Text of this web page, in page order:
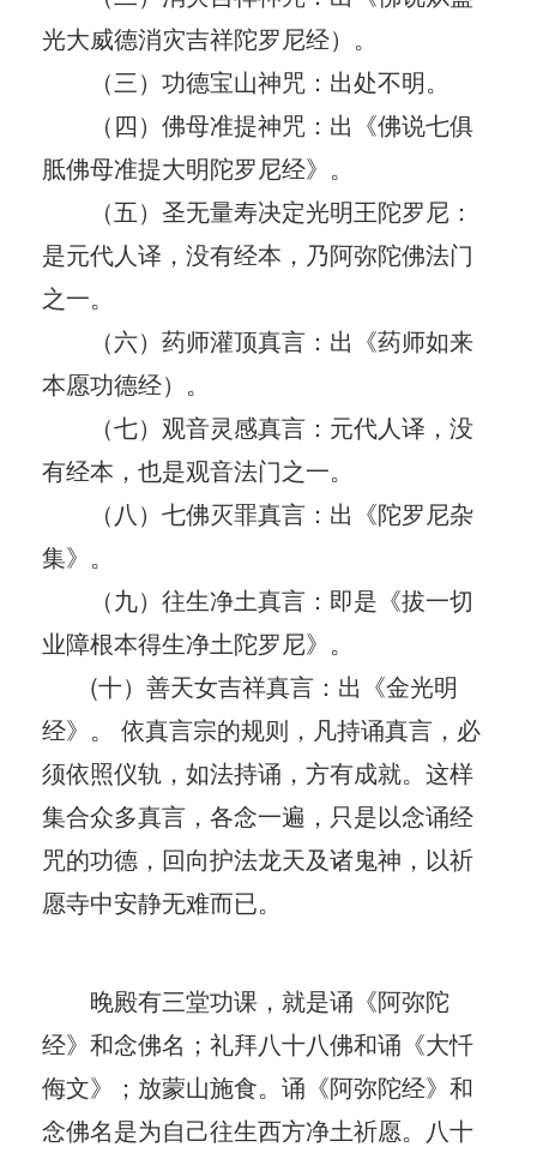
光大威德消灾吉祥陀罗尼经）。
（三）功德宝山神咒：出处不明。
（四）佛母准提神咒：出《佛说七俱
胝佛母准提大明陀罗尼经》。
（五）圣无量寿决定光明王陀罗尼：
是元代人译，没有经本，乃阿弥陀佛法门
之一。
（六）药师灌顶真言：出《药师如来
本愿功德经）。
（七）观音灵感真言：元代人译，没
有经本，也是观音法门之一。
（八）七佛灭罪真言：出《陀罗尼杂
集》。
（九）往生净土真言：即是《拔一切
业障根本得生净土陀罗尼》。
(十）善天女吉祥真言：出《金光明
经》。 依真言宗的规则，凡持诵真言，必
须依照仪轨，如法持诵，方有成就。这样
集合众多真言，各念一遍，只是以念诵经
咒的功德，回向护法龙天及诸鬼神，以祈
愿寺中安静无难而已。
晚殿有三堂功课，就是诵《阿弥陀
经》和念佛名；礼拜八十八佛和诵《大忏
侮文》；放蒙山施食。诵《阿弥陀经》和
念佛名是为自己往生西方净土祈愿。八十